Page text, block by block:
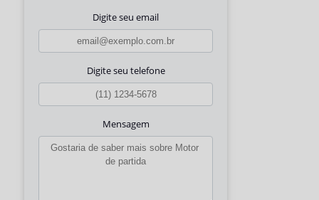
Digite seu email
Digite seu telefone
Mensagem